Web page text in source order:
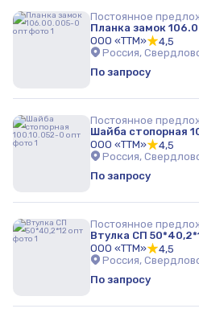
Постоянное
Планка замок
ООО «ТТМ»
4,5
Россия,
По запросу
Постоянное
Шайба стопорная
ООО «ТТМ»
4,5
Россия,
По запросу
Постоянное
Втулка СП
ООО «ТТМ»
4,5
Россия,
По запросу